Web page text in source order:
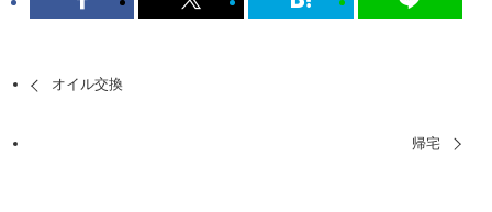
オイル交換
帰宅